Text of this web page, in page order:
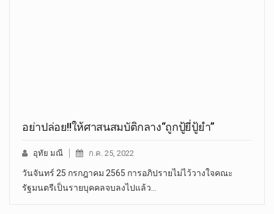
อย่าปล่อย!!ให้ศาสนสมบัติกลาง“ถูกปู้ยี่ปู้ยำ”
อุทัย มณี ก.ค. 25, 2022
วันจันทร์ 25 กรกฎาคม 2565 การอภิปรายไม่ไว้วางใจคณะ
รัฐมนตรีเป็นรายบุคคลจบลงไปแล้ว…